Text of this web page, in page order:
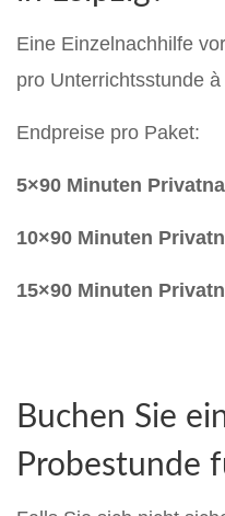
Eine Einzelnachhilfe
pro Unterrichtsstunde
Endpreise pro Paket:
5×90 Minuten
10×90 Minuten
15×90 Minuten
Buchen Sie
Probestunde